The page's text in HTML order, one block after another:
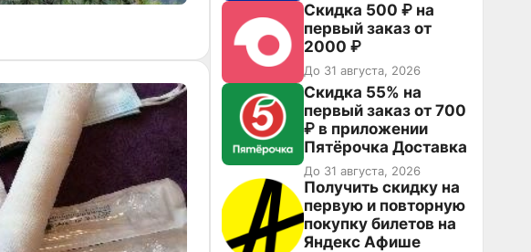
Скидка 500 ₽ на
первый заказ от
2000 ₽
До 31 августа, 2026
Скидка 55% на
первый заказ от 700
₽ в приложении
Пятёрочка Доставка
До 31 августа, 2026
Получить скидку на
первую и повторную
покупку билетов на
Яндекс Афише